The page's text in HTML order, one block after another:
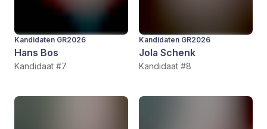
Kandidaten GR2026
Hans Bos
Kandidaat #7
Kandidaten GR2026
Jola Schenk
Kandidaat #8